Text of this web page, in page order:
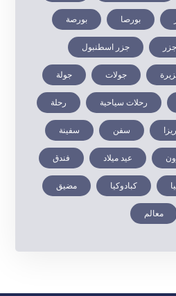
بورصا بورصة
جزر جزر اسطنبول
جولات جولة
رحلات سياحية رحلة
ريزا سفن سفينة
عيد ميلاد فندق
كبادوكيا مضيق
معالم